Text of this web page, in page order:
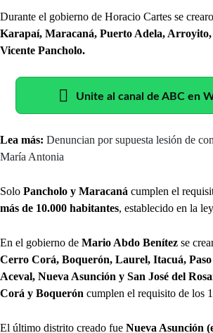
Durante el gobierno de Horacio Cartes se
Karapaí, Maracaná, Puerto Adela,
Vicente Pancholo.
Unite al canal de ABC en
Lea más: Denuncian por supuesta lesión de
María Antonia
Solo Pancholo y Maracaná cumplen el
más de 10.000 habitantes, establecido en la
En el gobierno de Mario Abdo Benítez se
Cerro Corá, Boquerón, Laurel, Itacuá,
Aceval, Nueva Asunción y San José del
Corá y Boquerón cumplen el requisito de los
El último distrito creado fue Nueva Asunción